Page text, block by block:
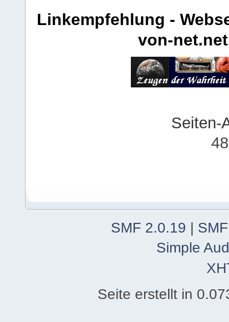
Linkempfehlung -
von-net.net
Seiten-
SMF 2.0.19
Simple
Seite erstellt in